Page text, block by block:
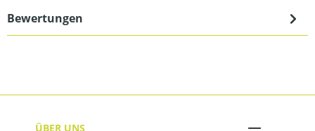
Bewertungen
ÜBER UNS